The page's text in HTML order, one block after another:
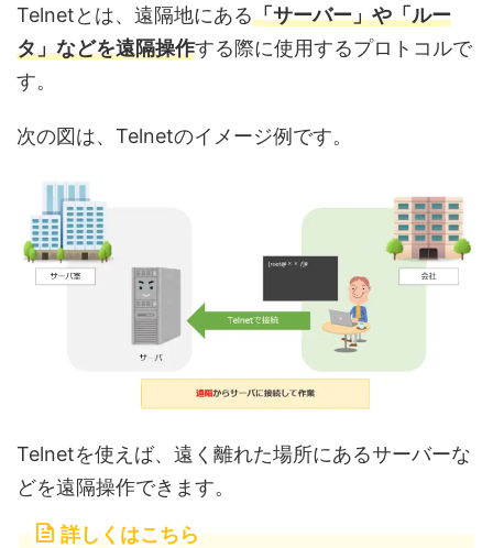
Telnetとは、遠隔地にある「サーバー」や「ルー
タ」などを遠隔操作する際に使用するプロトコルで
す。
次の図は、Telnetのイメージ例です。
Telnetを使えば、遠く離れた場所にあるサーバーな
どを遠隔操作できます。
詳しくはこちら